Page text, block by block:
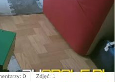
0 Zdjęć: 1